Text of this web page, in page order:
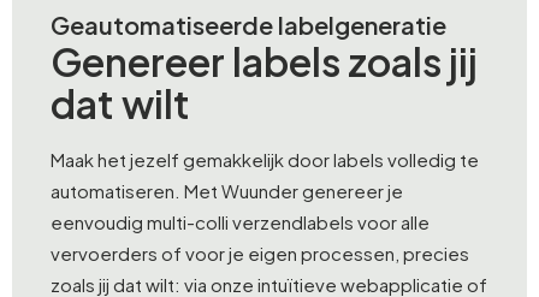
Geautomatiseerde labelgeneratie
Genereer labels zoals jij
dat wilt
Maak het jezelf gemakkelijk door labels volledig te
automatiseren. Met Wuunder genereer je
eenvoudig multi-colli verzendlabels voor alle
vervoerders of voor je eigen processen, precies
zoals jij dat wilt: via onze intuïtieve webapplicatie of